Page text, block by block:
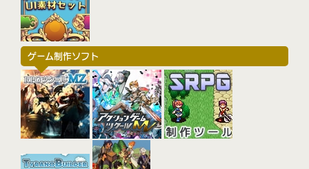
ゲーム制作ソフト